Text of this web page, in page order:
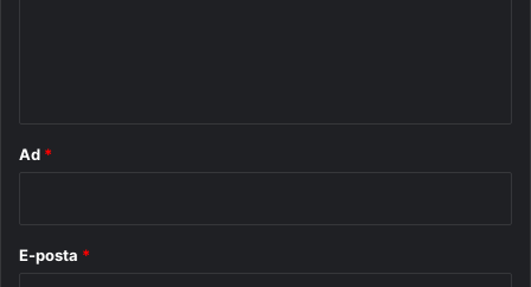
Ad *
E-posta *